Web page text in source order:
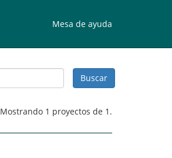
Mesa de ayuda
Mostrando 1 proyectos de 1.